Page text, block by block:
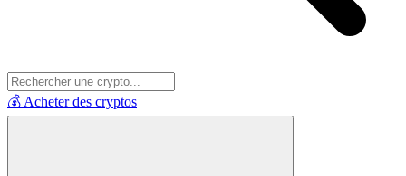
💰 Acheter des cryptos